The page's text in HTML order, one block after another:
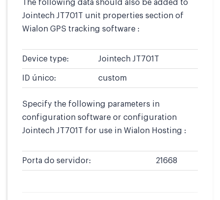
The following data should also be added to
Jointech JT701T unit properties section of
Wialon GPS tracking software :
Device type: Jointech JT701T
ID único: custom
Specify the following parameters in
configuration software or configuration
Jointech JT701T for use in Wialon Hosting :
Porta do servidor: 21668